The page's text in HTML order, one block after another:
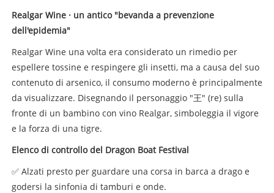
Realgar Wine · un antico "bevanda a prevenzione
dell'epidemia"
Realgar Wine una volta era considerato un rimedio per
espellere tossine e respingere gli insetti, ma a causa del suo
contenuto di arsenico, il consumo moderno è principalmente
da visualizzare. Disegnando il personaggio "王" (re) sulla
fronte di un bambino con vino Realgar, simboleggia il vigore
e la forza di una tigre.
Elenco di controllo del Dragon Boat Festival
✅ Alzati presto per guardare una corsa in barca a drago e
godersi la sinfonia di tamburi e onde.